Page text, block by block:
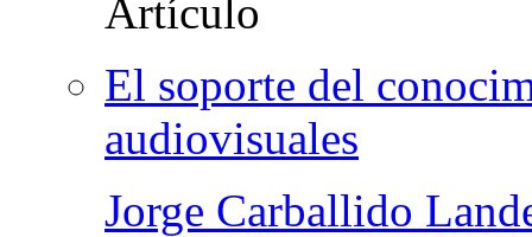
El soporte del
audiovisuales
Jorge Carballido